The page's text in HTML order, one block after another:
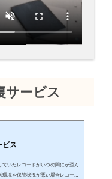
サービス
ビス
いたレコードがいつの間にか歪ん
境や保管状況が悪い場合レコード